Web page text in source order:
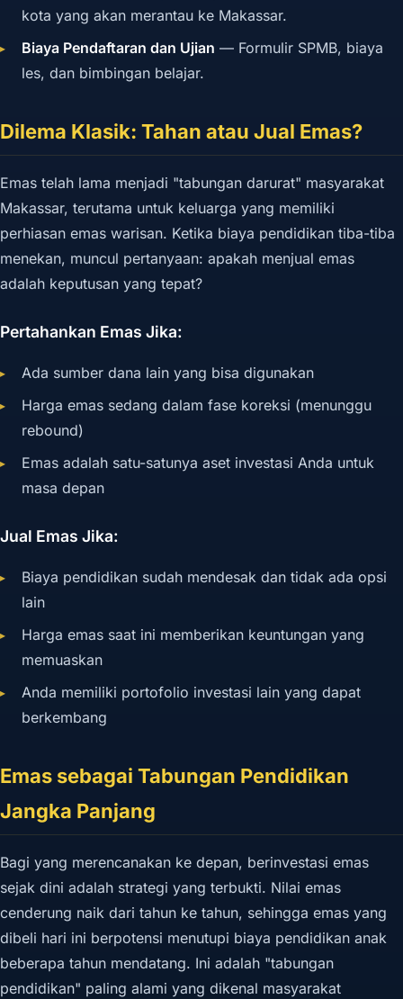
kota yang akan merantau ke Makassar.
Biaya Pendaftaran dan Ujian — Formulir SPMB, biaya
les, dan bimbingan belajar.
Dilema Klasik: Tahan atau Jual Emas?
Emas telah lama menjadi "tabungan darurat" masyarakat
Makassar, terutama untuk keluarga yang memiliki
perhiasan emas warisan. Ketika biaya pendidikan tiba-tiba
menekan, muncul pertanyaan: apakah menjual emas
adalah keputusan yang tepat?
Pertahankan Emas Jika:
Ada sumber dana lain yang bisa digunakan
Harga emas sedang dalam fase koreksi (menunggu
rebound)
Emas adalah satu-satunya aset investasi Anda untuk
masa depan
Jual Emas Jika:
Biaya pendidikan sudah mendesak dan tidak ada opsi
lain
Harga emas saat ini memberikan keuntungan yang
memuaskan
Anda memiliki portofolio investasi lain yang dapat
berkembang
Emas sebagai Tabungan Pendidikan
Jangka Panjang
Bagi yang merencanakan ke depan, berinvestasi emas
sejak dini adalah strategi yang terbukti. Nilai emas
cenderung naik dari tahun ke tahun, sehingga emas yang
dibeli hari ini berpotensi menutupi biaya pendidikan anak
beberapa tahun mendatang. Ini adalah "tabungan
pendidikan" paling alami yang dikenal masyarakat